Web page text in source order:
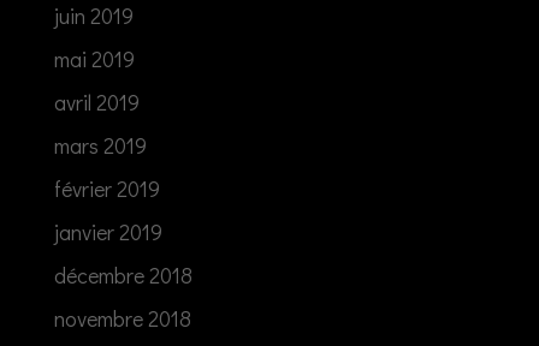
juin 2019
mai 2019
avril 2019
mars 2019
février 2019
janvier 2019
décembre 2018
novembre 2018